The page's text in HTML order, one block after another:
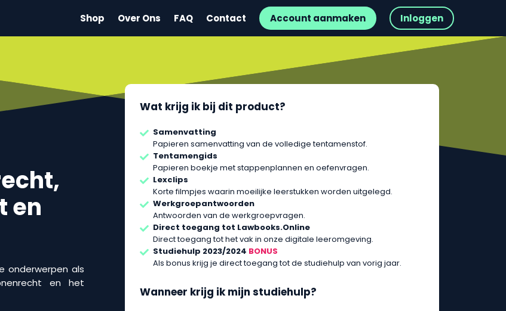
Shop Over Ons FAQ Contact Account aanmaken Inloggen
en
onderwerpen als
en het
Wat krijg ik bij dit product?
Samenvatting
Papieren samenvatting van de volledige tentamenstof.
Tentamengids
Papieren boekje met stappenplannen en oefenvragen.
Lexclips
Korte filmpjes waarin moeilijke leerstukken worden uitgelegd.
Werkgroepantwoorden
Antwoorden van de werkgroepvragen.
Direct toegang tot Lawbooks.Online
Direct toegang tot het vak in onze digitale leeromgeving.
Studiehulp 2023/2024 BONUS
Als bonus krijg je direct toegang tot de studiehulp van vorig jaar.
Wanneer krijg ik mijn studiehulp?